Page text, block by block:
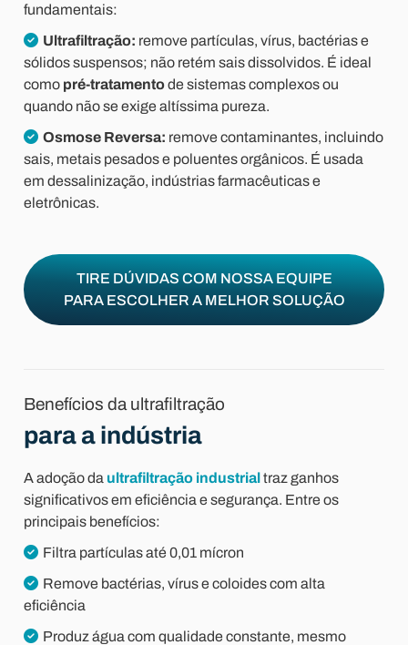
fundamentais:
Ultrafiltração: remove partículas, vírus, bactérias e
sólidos suspensos; não retém sais dissolvidos. É ideal
como pré-tratamentode sistemas complexos ou
quando não se exige altíssima pureza.
Osmose Reversa: remove contaminantes, incluindo
sais, metais pesados e poluentes orgânicos. É usada
em dessalinização, indústrias farmacêuticas e
eletrônicas.
TIRE DÚVIDAS COM NOSSA EQUIPE
PARA ESCOLHER A MELHOR SOLUÇÃO
Benefícios da ultrafiltração
para a indústria
A adoção da ultrafiltração industrialtraz ganhos
significativos em eficiência e segurança. Entre os
principais benefícios:
Filtra partículas até 0,01 mícron
Remove bactérias, vírus e coloides com alta
eficiência
Produz água com qualidade constante, mesmo